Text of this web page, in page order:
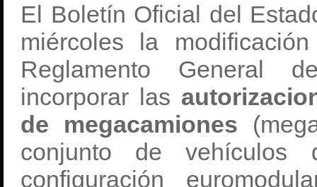
El Boletín Oficial del
miércoles la
Reglamento General
incorporar las
de megacamiones
conjunto de vehículos
configuración